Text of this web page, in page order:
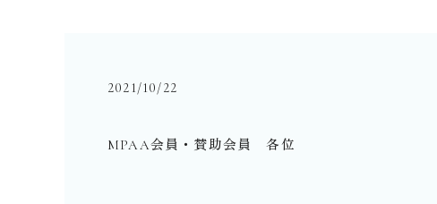
2021/10/22
MPAA会員・賛助会員 各位